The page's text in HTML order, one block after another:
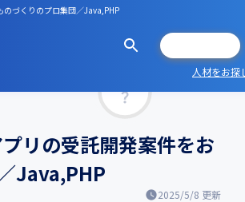
づくりのプロ集団／Java,PHP
人材をお探
リの受託開発案件をお
Java,PHP
2025/5/8 更新